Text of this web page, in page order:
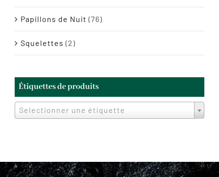
Papillons de Nuit (76)
Squelettes (2)
Étiquettes de produits
Selectionner une étiquette